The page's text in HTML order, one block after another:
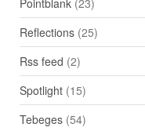
Pointblank(23)
Reflections(25)
Rss feed (2)
Spotlight(15)
Tebeges(54)